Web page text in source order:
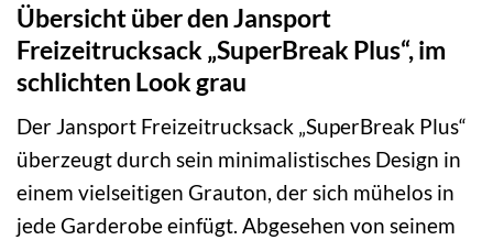
Übersicht über den Jansport
Freizeitrucksack „SuperBreak Plus“, im
schlichten Look grau
Der Jansport Freizeitrucksack „SuperBreak Plus“
überzeugt durch sein minimalistisches Design in
einem vielseitigen Grauton, der sich mühelos in
jede Garderobe einfügt. Abgesehen von seinem